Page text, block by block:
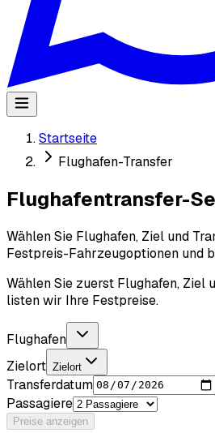
Startseite
Flughafen-Transfer
Flughafentransfer-
Wählen Sie Flughafen, Ziel und
Festpreis-Fahrzeugoptionen und
Wählen Sie zuerst Flughafen, Ziel
listen wir Ihre Festpreise.
Flughafen
Zielort Zielort
Transferdatum
Passagiere
Preise anzeigen